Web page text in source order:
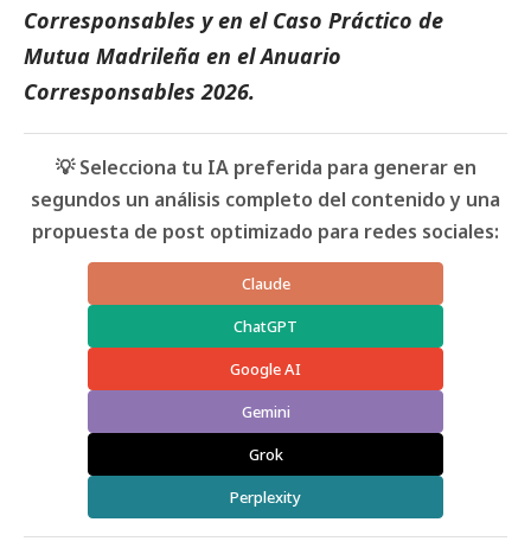
Corresponsables y en el Caso Práctico de
Mutua Madrileña en elAnuario
Corresponsables 2026.
💡 Selecciona tu IA preferida para generar en
segundos un análisis completo del contenido y una
propuesta de post optimizado para redes sociales:
Claude
ChatGPT
Google AI
Gemini
Grok
Perplexity